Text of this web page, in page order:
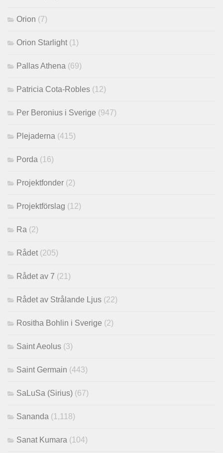
Orion (7)
Orion Starlight (1)
Pallas Athena (69)
Patricia Cota-Robles (12)
Per Beronius i Sverige (947)
Plejaderna (415)
Porda (16)
Projektfonder (2)
Projektförslag (12)
Ra (2)
Rådet (205)
Rådet av 7 (21)
Rådet av Strålande Ljus (22)
Rositha Bohlin i Sverige (2)
Saint Aeolus (3)
Saint Germain (443)
SaLuSa (Sirius) (67)
Sananda (1,118)
Sanat Kumara (104)